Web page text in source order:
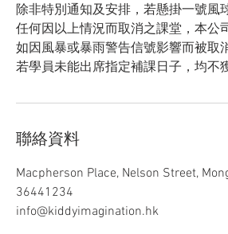
除非特別通知及安排，若懸掛一號
任何因以上情況而取消之課堂，本公
如因風暴或暴雨警告信號影響而被取
若學員未能出席指定補課日子，均不
聯絡資料
Macpherson Place, Nelson Street,
36441234
info@kiddyimagination.hk